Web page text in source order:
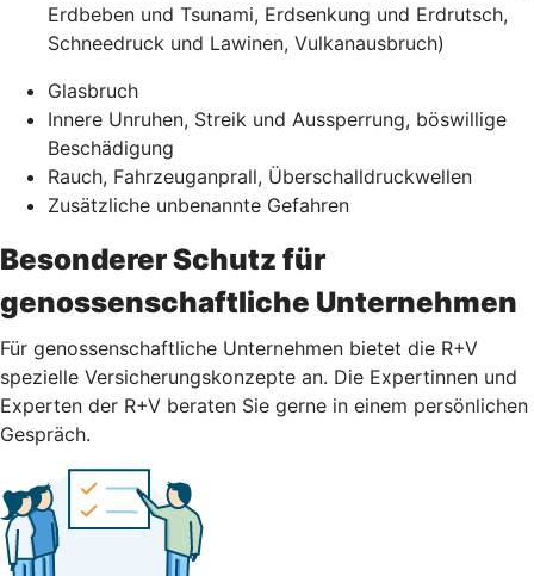
Erdbeben und Tsunami, Erdsenkung und Erdrutsch,
Schneedruck und Lawinen, Vulkanausbruch)
Glasbruch
Innere Unruhen, Streik und Aussperrung, böswillige
Beschädigung
Rauch, Fahrzeuganprall, Überschalldruckwellen
Zusätzliche unbenannte Gefahren
Besonderer Schutz für
genossenschaftliche Unternehmen
Für genossenschaftliche Unternehmen bietet die R+V
spezielle Versicherungskonzepte an. Die Expertinnen und
Experten der R+V beraten Sie gerne in einem persönlichen
Gespräch.